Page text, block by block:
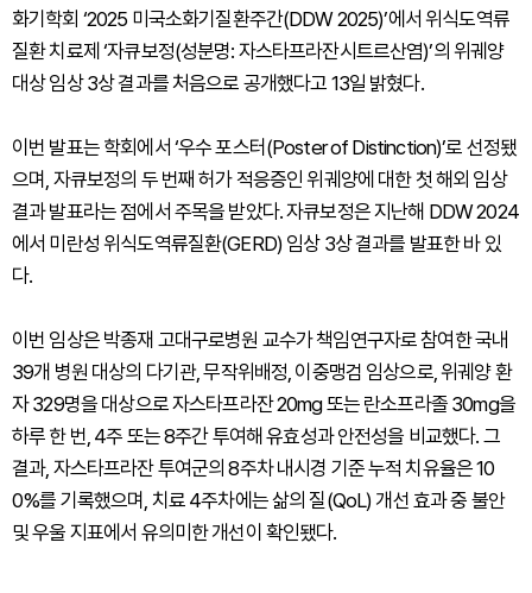
화기학회 ‘2025 미국소화기질환주간(DDW 2025)’에서 위식도역류
질환 치료제 ‘자큐보정(성분명: 자스타프라잔시트르산염)’의 위궤양
대상 임상 3상 결과를 처음으로 공개했다고 13일 밝혔다.
이번 발표는 학회에서 ‘우수 포스터(Poster of Distinction)’로 선정됐
으며, 자큐보정의 두 번째 허가 적응증인 위궤양에 대한 첫 해외 임상
결과 발표라는 점에서 주목을 받았다. 자큐보정은 지난해 DDW 2024
에서 미란성 위식도역류질환(GERD) 임상 3상 결과를 발표한 바 있
다.
이번 임상은 박종재 고대구로병원 교수가 책임연구자로 참여한 국내
39개 병원 대상의 다기관, 무작위배정, 이중맹검 임상으로, 위궤양 환
자 329명을 대상으로 자스타프라잔 20mg 또는 란소프라졸 30mg을
하루 한 번, 4주 또는 8주간 투여해 유효성과 안전성을 비교했다. 그
결과, 자스타프라잔 투여군의 8주차 내시경 기준 누적 치유율은 10
0%를 기록했으며, 치료 4주차에는 삶의 질(QoL) 개선 효과 중 불안
및 우울 지표에서 유의미한 개선이 확인됐다.